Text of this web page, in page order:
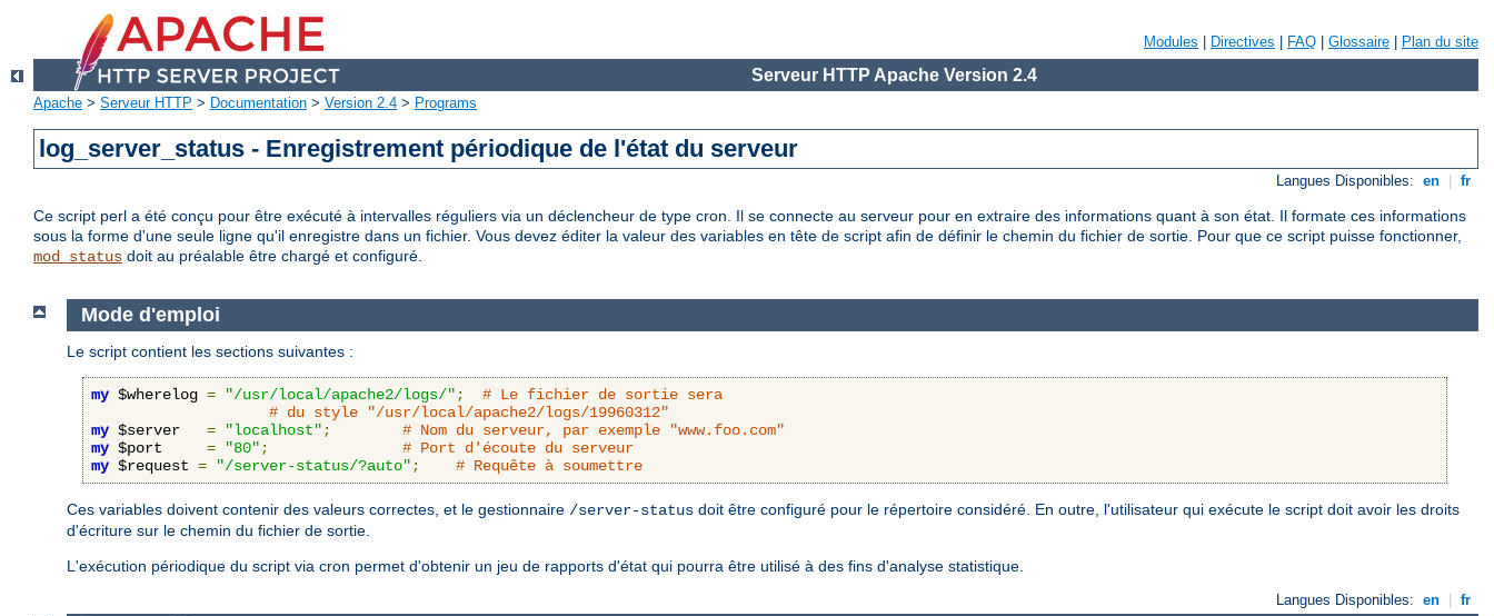
Modules Directives FAQ Glossaire Plan du site
Serveur HTTP Apache Version 2.4
Apache > Serveur HTTP > Documentation > Version 2.4 > Programs
log_server_status - Enregistrement périodique de l'état du serveur
Langues Disponibles: en fr
Ce script perl a été conçu pour être exécuté à intervalles réguliers via un déclencheur de type cron. Il se connecte au serveur pour en extraire des informations quant à son état. Il formate ces informations
sous la forme d'une seule ligne qu'il enregistre dans un fichier. Vous devez éditer la valeur des variables en tête de script afin de définir le chemin du fichier de sortie. Pour que ce script puisse fonctionner,
mod_status doit au préalable être chargé et configuré.
Mode d'emploi
Le script contient les sections suivantes :
my $wherelog = "/usr/local/apache2/logs/" ;
# Le fichier de sortie sera
# du style "/usr/local/apache2/logs/19960312"
my $server = "localhost" ;
# Nom du serveur, par exemple "www.foo.com"
my $port = "80" ;
# Port d'écoute du serveur
my $request = "/server-status/?auto" ; # Requête à soumettre
Ces variables doivent contenir des valeurs correctes, et le gestionnaire /server-status doit être configuré pour le répertoire considéré. En outre, l'utilisateur qui exécute le script doit avoir les droits
d'écriture sur le chemin du fichier de sortie.
L'exécution périodique du script via cron permet d'obtenir un jeu de rapports d'état qui pourra être utilisé à des fins d'analyse statistique.
Langues Disponibles: en | fr